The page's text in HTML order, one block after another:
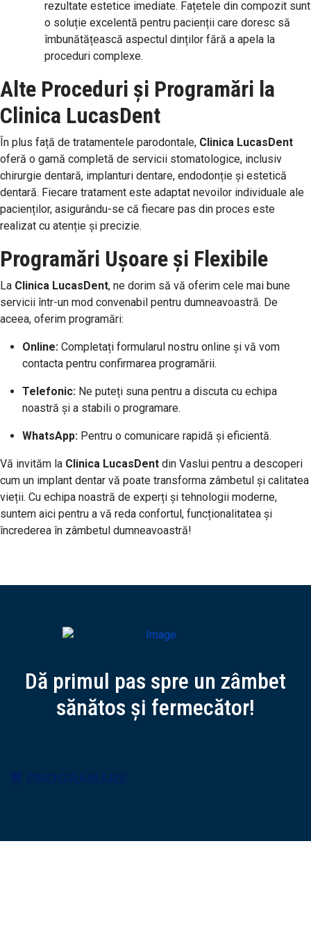
rezultate estetice imediate. Fațetele din compozit sunt
o soluție excelentă pentru pacienții care doresc să
îmbunătățească aspectul dinților fără a apela la
proceduri complexe.
Alte Proceduri și Programări la
Clinica LucasDent
În plus față de tratamentele parodontale, Clinica LucasDent
oferă o gamă completă de servicii stomatologice, inclusiv
chirurgie dentară, implanturi dentare, endodonție și estetică
dentară. Fiecare tratament este adaptat nevoilor individuale ale
pacienților, asigurându-se că fiecare pas din proces este
realizat cu atenție și precizie.
Programări Ușoare și Flexibile
La Clinica LucasDent, ne dorim să vă oferim cele mai bune
servicii într-un mod convenabil pentru dumneavoastră. De
aceea, oferim programări:
Online: Completați formularul nostru online și vă vom
contacta pentru confirmarea programării.
Telefonic: Ne puteți suna pentru a discuta cu echipa
noastră și a stabili o programare.
WhatsApp: Pentru o comunicare rapidă și eficientă.
Vă invităm la Clinica LucasDent din Vaslui pentru a descoperi
cum un implant dentar vă poate transforma zâmbetul și calitatea
vieții. Cu echipa noastră de experți și tehnologii moderne,
suntem aici pentru a vă reda confortul, funcționalitatea și
încrederea în zâmbetul dumneavoastră!
Dă primul pas spre un zâmbet
sănătos și fermecător!